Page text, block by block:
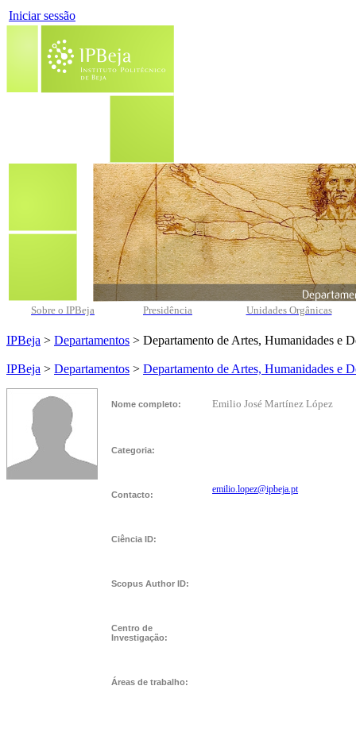
Iniciar sessão
Sobre o IPBeja Presidência Unidades Orgânicas
IPBeja > Departamentos > Departamento de Artes, Humanidades e
IPBeja > Departamentos > Departamento de Artes, Humanidades e
Nome completo: Emilio José Martínez López
Categoria:
Contacto: emilio.lopez@ipbeja.pt
Ciência ID:
Scopus Author ID:
Centro de
Investigação:
Áreas de trabalho: